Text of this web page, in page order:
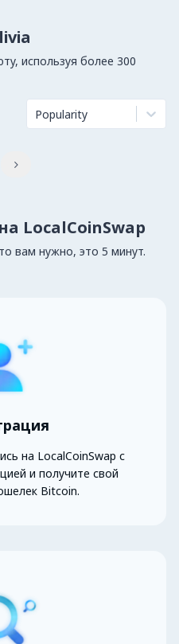
используя более 300
Popularity

LocalCoinSwap
вам нужно, это 5 минут.
на LocalCoinSwap с
и получите свой
Bitcoin.